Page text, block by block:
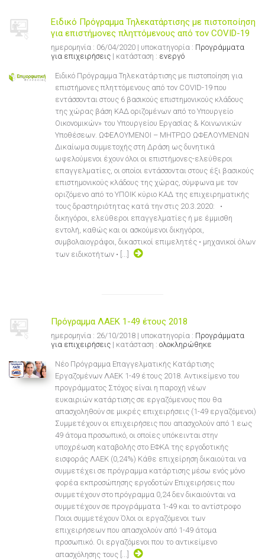
Ειδικό Πρόγραμμα Τηλεκατάρτισης με πιστοποίηση
για επιστήμονες πληττόμενους από τον COVID-19
ημερομηνία : 06/04/2020 | υποκατηγορία : Προγράμματα
για επιχειρήσεις | κατάσταση : ενεργό
Ειδικό Πρόγραμμα Τηλεκατάρτισης με πιστοποίηση για
επιστήμονες πληττόμενους από τον COVID-19 που
εντάσσονται στους 6 βασικούς επιστημονικούς κλάδους
της χώρας βάση ΚΑΔ οριζομένων από το Υπουργείο
Οικονομικών» του Υπουργείου Εργασίας & Κοινωνικών
Υποθέσεων. ΩΦΕΛΟΥΜΕΝΟΙ – ΜΗΤΡΩΟ ΩΦΕΛΟΥΜΕΝΩΝ
Δικαίωμα συμμετοχής στη Δράση ως δυνητικά
ωφελούμενοι έχουν όλοι οι επιστήμονες-ελεύθεροι
επαγγελματίες, οι οποίοι εντάσσονται στους έξι βασικούς
επιστημονικούς κλάδους της χώρας, σύμφωνα με τον
οριζόμενο από το ΥΠΟΙΚ κύριο ΚΑΔ της επιχειρηματικής
τους δραστηριότητας κατά την στις 20.3.2020: •
δικηγόροι, ελεύθεροι επαγγελματίες ή με έμμισθη
εντολή, καθώς και οι ασκούμενοι δικηγόροι,
συμβολαιογράφοι, δικαστικοί επιμελητές • μηχανικοί όλων
των ειδικοτήτων • [...]
Πρόγραμμα ΛΑΕΚ 1-49 έτους 2018
ημερομηνία : 26/10/2018 | υποκατηγορία : Προγράμματα
για επιχειρήσεις | κατάσταση : ολοκληρώθηκε
Νέο Πρόγραμμα Επαγγελματικής Κατάρτισης
Εργαζομένων ΛΑΕΚ 1-49 έτους 2018. Αντικείμενο του
προγράμματος Στόχος είναι η παροχή νέων
ευκαιριών κατάρτισης σε εργαζόμενους που θα
απασχοληθούν σε μικρές επιχειρήσεις (1-49 εργαζόμενοι)
Συμμετέχουν οι επιχειρήσεις που απασχολούν από 1 εως
49 άτομα προσωπικό, οι οποίες υπόκεινται στην
υποχρέωση καταβολής στο ΕΦΚΑ της εργοδοτικής
εισφοράς ΛΑΕΚ (0,24%) Κάθε επιχείρηση δικαιούται να
συμμετέχει σε πρόγραμμα κατάρτισης μέσω ενός μόνο
φορέα εκπροσώπησης εργοδοτών Επιχειρήσεις που
συμμετέχουν στο πρόγραμμα 0,24 δεν δικαιούνται να
συμμετέχουν σε προγράμματα 1-49 και το αντίστροφο
Ποιοι συμμετέχουν Όλοι οι εργαζόμενοι των
επιχειρήσεων που απασχολούν από 1-49 άτομα
προσωπικό. Οι εργαζόμενοι που το αντικείμενο
απασχόλησης τους [...]